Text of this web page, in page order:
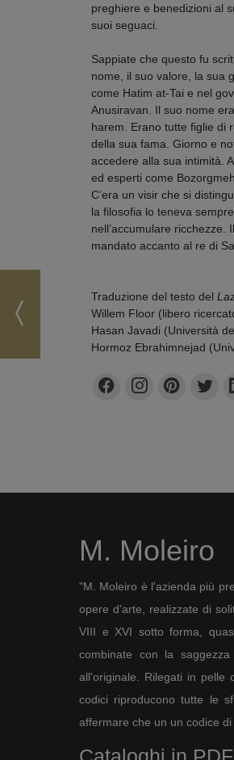
preghiere e benedizioni al
suoi seguaci.
Sappiate che questo fu
nome, il suo valore, la sua
come Hatim at-Tai e nel
Anusiravan. Il suo nome
harem. Erano tutte figlie di
della sua fama. Giorno e
accedere alla sua intimità.
ed esperti come
C’era un visir che si
la filosofia lo teneva
nell’accumulare
mandato accanto al re di
Traduzione del testo del
Willem Floor (libero
Hasan Javadi (Università
Hormoz Ebrahimnejad
M. Moleiro
"M. Moleiro è l'azienda più
opere d'arte, realizzate di
VIII e XVI sotto forma,
combinate con la
all'originale. Rilegati in pelle
codici riproducono tutte le
affermare che un un codice